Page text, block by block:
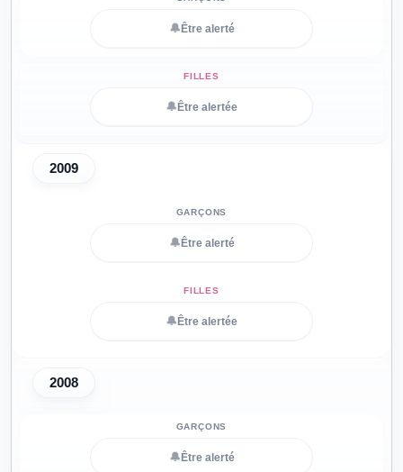
🔔 Être alerté
🔔 Être alertée
2009
🔔 Être alerté
🔔 Être alertée
2008
🔔 Être alerté